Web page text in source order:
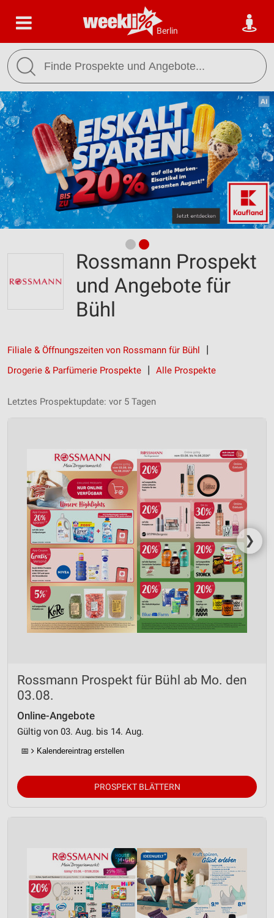
Berlin
Rossmann Prospekt
und Angebote für
Bühl
Filiale & Öffnungszeiten von Rossmann für Bühl
Drogerie & Parfümerie Prospekte
Alle Prospekte
Letztes Prospektupdate: vor 5 Tagen
❯
Rossmann Prospekt für Bühl ab Mo. den
03.08.
Online-Angebote
Gültig von 03. Aug. bis 14. Aug.
📅 Kalendereintrag erstellen
PROSPEKT BLÄTTERN